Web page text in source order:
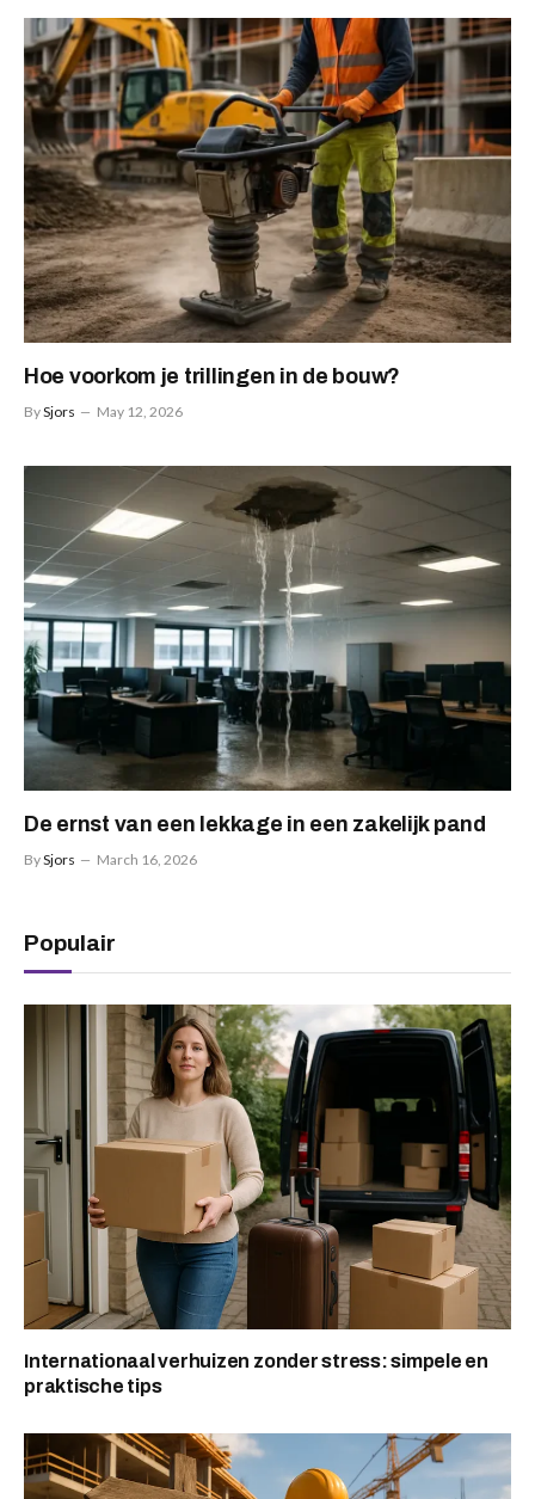
Hoe voorkom je trillingen in de bouw?
BySjors May 12, 2026
De ernst van een lekkage in een zakelijk pand
BySjors March 16, 2026
Populair
Internationaal verhuizen zonder stress: simpele en
praktische tips